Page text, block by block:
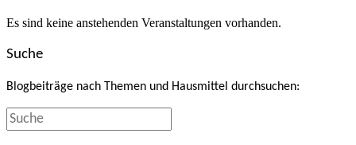
Es sind keine anstehenden Veranstaltungen vorhanden.
Suche
Blogbeiträge nach Themen und Hausmittel durchsuchen: